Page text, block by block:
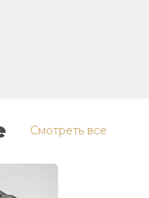
Смотреть все